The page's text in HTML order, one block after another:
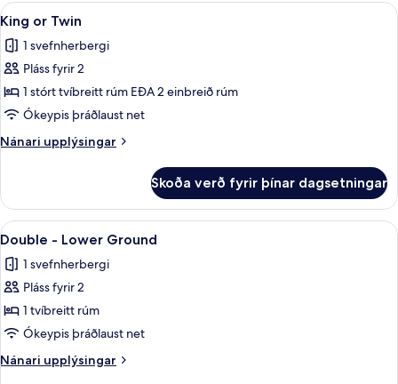
Skoða
allar
myndir
fyrir
King
or
Twin
King or Twin | Míníbar, straujárn/
15
King or Twin
1 svefnherbergi
Pláss fyrir 2
1 stórt tvíbreitt rúm EÐA 2 einbreið rúm
Ókeypis þráðlaust net
Nánari upplýsingar
Nánari
or
Twin
Skoða verð fyrir þínar dagsetningar
Skoða
allar
myndir
fyrir
Double
-
Lower
Ground
Double - Lower Ground | Míníbar,
12
Double - Lower Ground
1 svefnherbergi
Pláss fyrir 2
1 tvíbreitt rúm
Ókeypis þráðlaust net
Nánari upplýsingar
Nánari